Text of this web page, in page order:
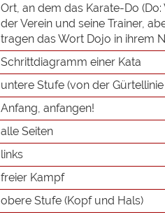
Ort, an dem das Karate-Do
der Verein und seine Trainer,
tragen das Wort Dojo in ihrem
Schrittdiagramm einer Kata
untere Stufe (von der
Anfang, anfangen!
alle Seiten
links
freier Kampf
obere Stufe (Kopf und Hals)